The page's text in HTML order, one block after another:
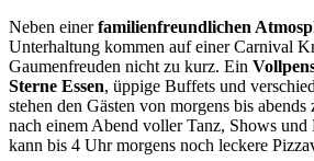
Neben einerfamilienfreundlichen
Unterhaltung kommen auf einer Carnival
Gaumenfreuden nicht zu kurz. Ein
Sterne Essen, üppige Buffets und
stehen den Gästen von morgens bis
nach einem Abend voller Tanz, Shows
kann bis 4 Uhr morgens noch leckere